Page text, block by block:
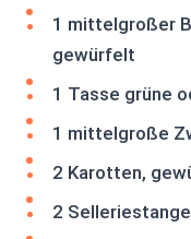
1 mittelgroßer
gewürfelt
1 Tasse grüne
1 mittelgroße
2 Karotten,
2